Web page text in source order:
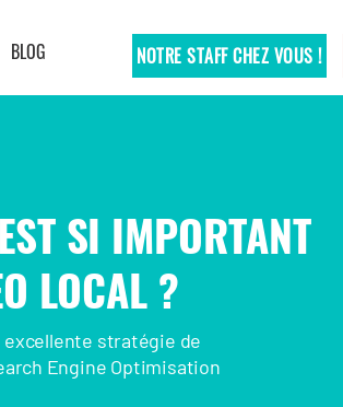
BLOG NOTRE STAFF CHEZ VOUS !
SI IMPORTANT
LOCAL ?
stratégie de
Engine Optimisation